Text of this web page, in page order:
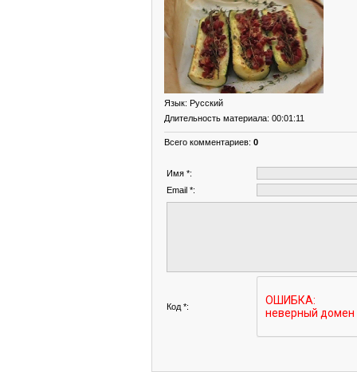
Язык: Русский
Длительность материала: 00:01:11
Всего комментариев: 0
Имя *:
Email *:
Код *: